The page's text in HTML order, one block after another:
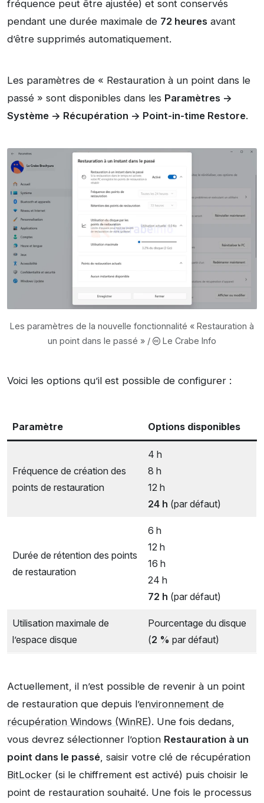
fréquence peut être ajustée) et sont conservés
pendant une durée maximale de 72 heures avant
d’être supprimés automatiquement.
Les paramètres de « Restauration à un point dans le
passé » sont disponibles dans les Paramètres ->
Système -> Récupération -> Point-in-time Restore.
Les paramètres de la nouvelle fonctionnalité « Restauration à
un point dans le passé » /
Le Crabe Info
Voici les options qu’il est possible de configurer :
Paramètre Options disponibles
Fréquence de création des
points de restauration
4 h
8 h
12 h
24 h (par défaut)
Durée de rétention des points
de restauration
6 h
12 h
16 h
24 h
72 h (par défaut)
Utilisation maximale de
l’espace disque
Pourcentage du disque
(2 % par défaut)
Actuellement, il n’est possible de revenir à un point
de restauration que depuis l’environnement de
récupération Windows (WinRE). Une fois dedans,
vous devrez sélectionner l’option Restauration à un
point dans le passé, saisir votre clé de récupération
BitLocker (si le chiffrement est activé) puis choisir le
point de restauration souhaité. Une fois le processus